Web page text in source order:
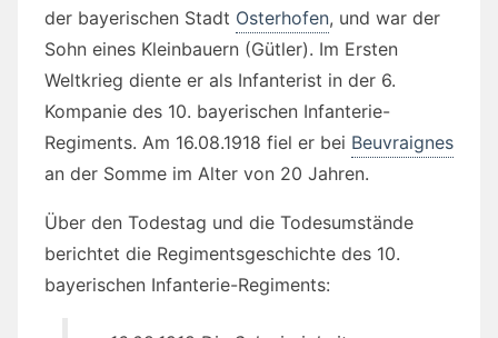
der bayerischen Stadt Osterhofen, und war der
Sohn eines Kleinbauern (Gütler). Im Ersten
Weltkrieg diente er als Infanterist in der 6.
Kompanie des 10. bayerischen Infanterie-
Regiments. Am 16.08.1918 fiel er bei Beuvraignes
an der Somme im Alter von 20 Jahren.
Über den Todestag und die Todesumstände
berichtet die Regimentsgeschichte des 10.
bayerischen Infanterie-Regiments: